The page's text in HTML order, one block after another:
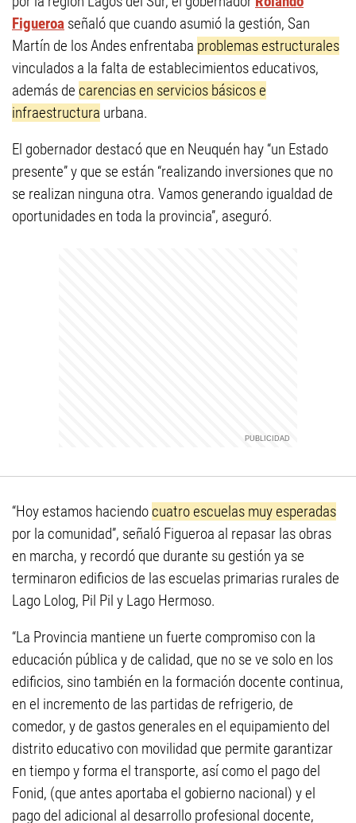
Figueroa señaló que cuando asumió la gestión, San
Martín de los Andes enfrentaba problemas estructurales
vinculados a la falta de establecimientos educativos,
además de carencias en servicios básicos e
infraestructura urbana.
El gobernador destacó que en Neuquén hay “un Estado
presente” y que se están “realizando inversiones que no
se realizan ninguna otra. Vamos generando igualdad de
oportunidades en toda la provincia”, aseguró.
“Hoy estamos haciendo cuatro escuelas muy esperadas
por la comunidad”, señaló Figueroa al repasar las obras
en marcha, y recordó que durante su gestión ya se
terminaron edificios de las escuelas primarias rurales de
Lago Lolog, Pil Pil y Lago Hermoso.
“La Provincia mantiene un fuerte compromiso con la
educación pública y de calidad, que no se ve solo en los
edificios, sino también en la formación docente continua,
en el incremento de las partidas de refrigerio, de
comedor, y de gastos generales en el equipamiento del
distrito educativo con movilidad que permite garantizar
en tiempo y forma el transporte, así como el pago del
Fonid, (que antes aportaba el gobierno nacional) y el
pago del adicional al desarrollo profesional docente,